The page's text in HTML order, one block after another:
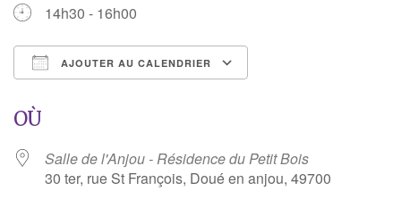
14h30 - 16h00
AJOUTER AU CALENDRIER
OÙ
Salle de l'Anjou - Résidence du Petit Bois
30 ter, rue St François, Doué en anjou, 49700